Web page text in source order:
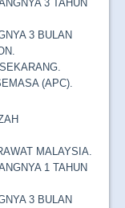
3 TAHUN
3 BULAN
(APC).
MALAYSIA.
1 TAHUN
3 BULAN